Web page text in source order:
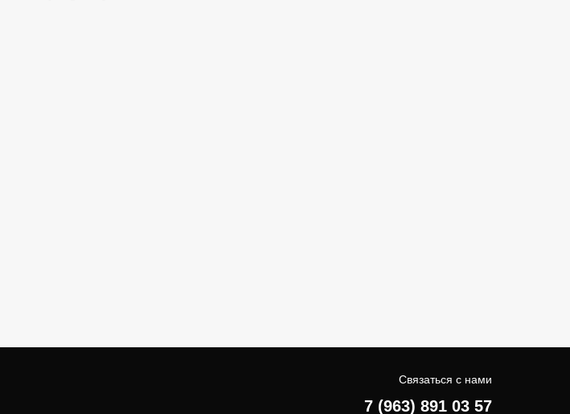
Связаться с нами
7 (963) 891 03 57